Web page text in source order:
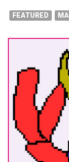
FEATURED